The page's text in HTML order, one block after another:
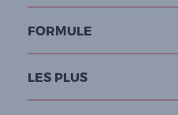
FORMULE
LES PLUS